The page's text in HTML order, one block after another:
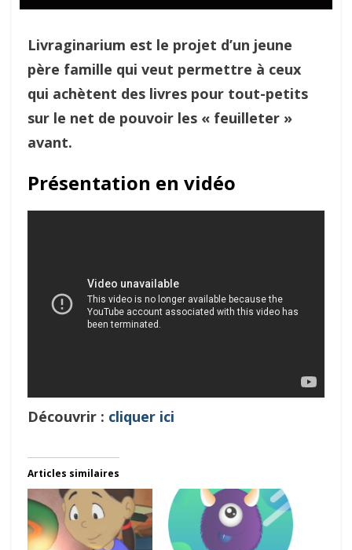
Livraginarium est le projet d’un jeune
père famille qui veut permettre à ceux
qui achètent des livres pour tout-petits
sur le net de pouvoir les « feuilleter »
avant.
Présentation en vidéo
Découvrir : cliquer ici
Articles similaires